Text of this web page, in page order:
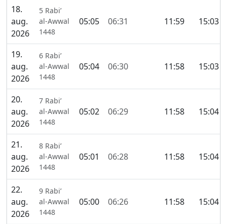
18.
aug.
2026
5 Rabi’
al-Awwal
1448
05:05 06:31 11:59 15:03
19.
aug.
2026
6 Rabi’
al-Awwal
1448
05:04 06:30 11:58 15:03
20.
aug.
2026
7 Rabi’
al-Awwal
1448
05:02 06:29 11:58 15:04
21.
aug.
2026
8 Rabi’
al-Awwal
1448
05:01 06:28 11:58 15:04
22.
aug.
2026
9 Rabi’
al-Awwal
1448
05:00 06:26 11:58 15:04